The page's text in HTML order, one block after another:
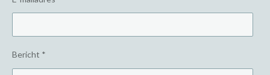
Bericht *